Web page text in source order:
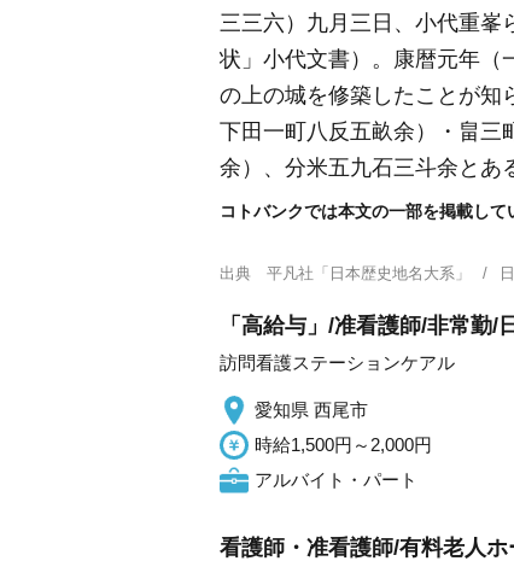
三三六） 九月三日、小代重峯
状」小代文書） 。康暦元年
の上の城を修築したことが知
下田一町八反五畝余）
・畠三
余） 、分米五九石三斗余とあ
コトバンクでは本文の一部を掲載し
出典 平凡社「日本歴史地名大系」
「高給与」/准看護師/非常勤
訪問看護ステーションケアル
愛知県 西尾市
時給1,500円～2,000円
アルバイト・パート
看護師・准看護師/有料老人